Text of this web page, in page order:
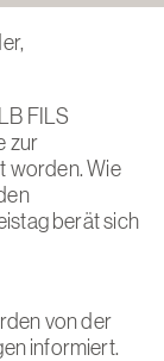
FILS
zur
worden. Wie
berät sich
von der
informiert.